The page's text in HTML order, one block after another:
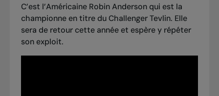
C’est l’Américaine Robin Anderson qui est la
championne en titre du Challenger Tevlin. Elle
sera de retour cette année et espère y répéter
son exploit.